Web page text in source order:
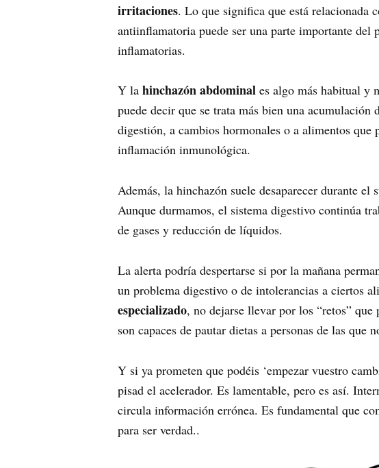
irritaciones. Lo que significa que está relacionada
antiinflamatoria puede ser una parte importante del
inflamatorias.
Y la hinchazón abdominal es algo más habitual y
puede decir que se trata más bien una
digestión, a cambios hormonales o a alimentos
inflamación inmunológica.
Además, la hinchazón suele desaparecer durante
Aunque durmamos, el sistema digestivo continúa
de gases y reducción de líquidos.
La alerta podría despertarse si por la mañana
un problema digestivo o de intolerancias a ciertos
especializado, no dejarse llevar por los “retos”
son capaces de pautar dietas a personas de las que
Y si ya prometen que podéis ‘empezar vuestro
pisad el acelerador. Es lamentable, pero es así.
circula información errónea. Es fundamental que
para ser verdad..